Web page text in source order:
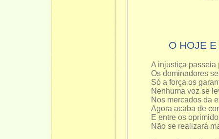
O HOJE
A injustiça passeia
Os dominadores
Só a força os
Nenhuma voz se
Nos mercados da
Agora acaba de
E entre os
Não se realizará